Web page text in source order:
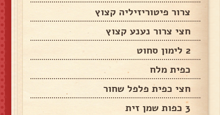
צרור פיטוריזיליה קצוץ
חצי צרור נענע קצוץ
2 לימון סחוט
כפית מלח
חצי כפית פלפל שחור
3 כפות שמן זית